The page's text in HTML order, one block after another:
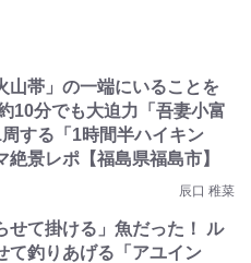
山帯」の一端にいることを
10分でも大迫力「吾妻小富
する「1時間半ハイキン
絶景レポ【福島県福島市】
辰口 稚菜
せて掛ける」魚だった！ ル
て釣りあげる「アユイン